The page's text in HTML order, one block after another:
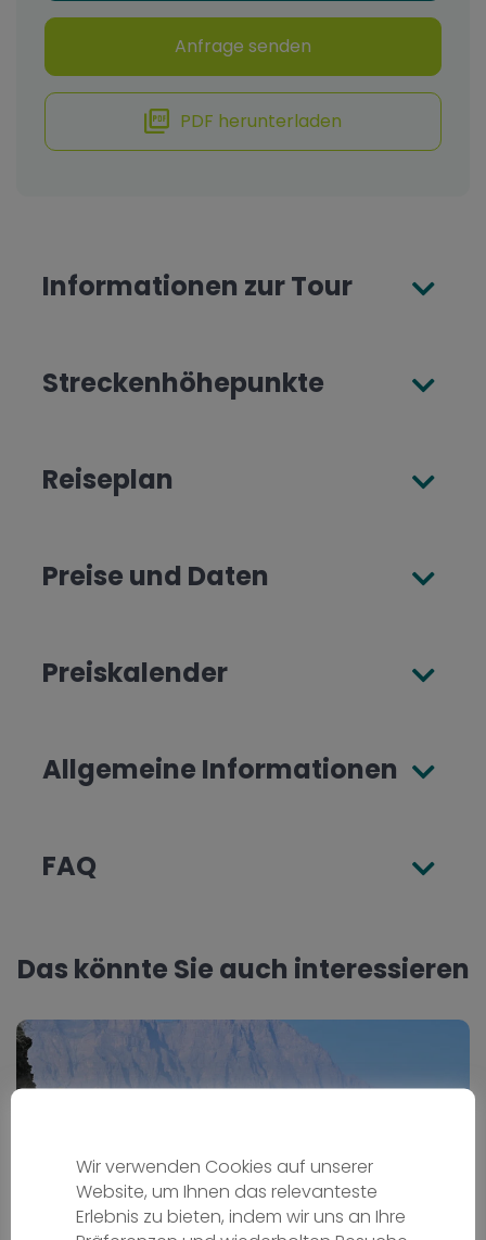
Informationen zur Tour
Streckenhöhepunkte
Reiseplan
Preise und Daten
Preiskalender
Allgemeine Informationen
FAQ
Das könnte Sie auch interessieren
Anfrage senden
PDF herunterladen
Wir verwenden Cookies auf unserer
Website, um Ihnen das relevanteste
Erlebnis zu bieten, indem wir uns an Ihre